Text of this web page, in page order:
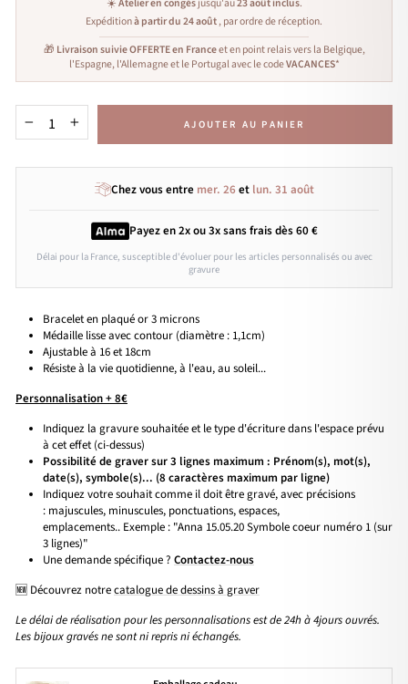
☀️Atelier en congésjusqu'au23 août inclus.
Expéditionà partir du 24 août, par ordre de réception.
🎁 Livraison suivie OFFERTE en Franceet en point relais vers la Belgique,
l'Espagne, l'Allemagne et le Portugal avec le codeVACANCES*
+ AJOUTER AU PANIER
Chez vous entre mer. 26et lun. 31 août
Payez en 2x ou 3xsans fraisdès 60 €
Délai pour la France, susceptible d'évoluer pour les articles personnalisés ou avec
gravure
Bracelet en plaqué or 3 microns
Médaille lisse avec contour (diamètre : 1,1cm)
Ajustable à 16 et 18cm
Résiste à la vie quotidienne, à l'eau, au soleil...
Personnalisation + 8€
Indiquez la gravure souhaitée et le type d'écriture dans l'espace prévu
à cet effet (ci-dessus)
Possibilité de graver sur 3 lignes maximum : Prénom(s), mot(s),
date(s), symbole(s)... (8 caractères maximum par ligne)
Indiquez votre souhait comme il doit être gravé, avec précisions
: majuscules, minuscules, ponctuations, espaces,
emplacements.. Exemple : "Anna 15.05.20 Symbole coeur numéro 1 (sur
3 lignes)"
Une demande spécifique ? Contactez-nous
🆕 Découvrez notrecatalogue de dessins à graver
Le délai de réalisation pour les personnalisations est de 24h à 4jours ouvrés.
Les bijoux gravés ne sont ni repris ni échangés.